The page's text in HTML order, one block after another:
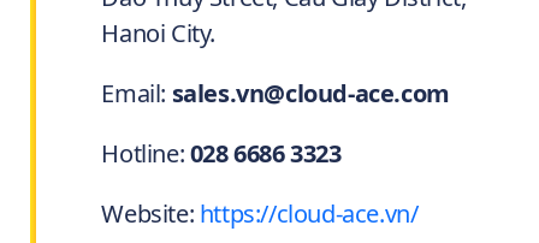
Hanoi City.
Email: sales.vn@cloud-ace.com
Hotline:028 6686 3323
Website: https://cloud-ace.vn/